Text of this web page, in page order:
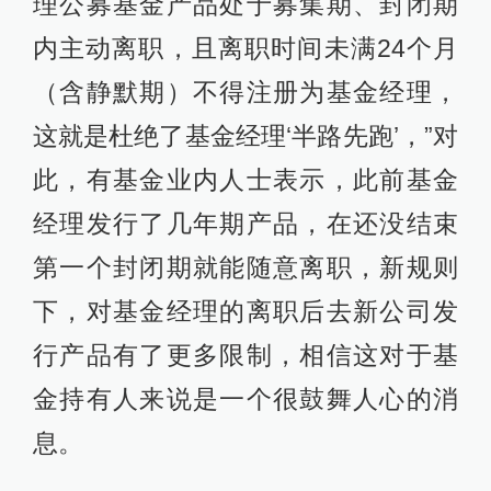
内主动离职，且离职时间未满24个月
（含静默期）不得注册为基金经理，
这就是杜绝了基金经理‘半路先跑’，”对
此，有基金业内人士表示，此前基金
经理发行了几年期产品，在还没结束
第一个封闭期就能随意离职，新规则
下，对基金经理的离职后去新公司发
行产品有了更多限制，相信这对于基
金持有人来说是一个很鼓舞人心的消
息。